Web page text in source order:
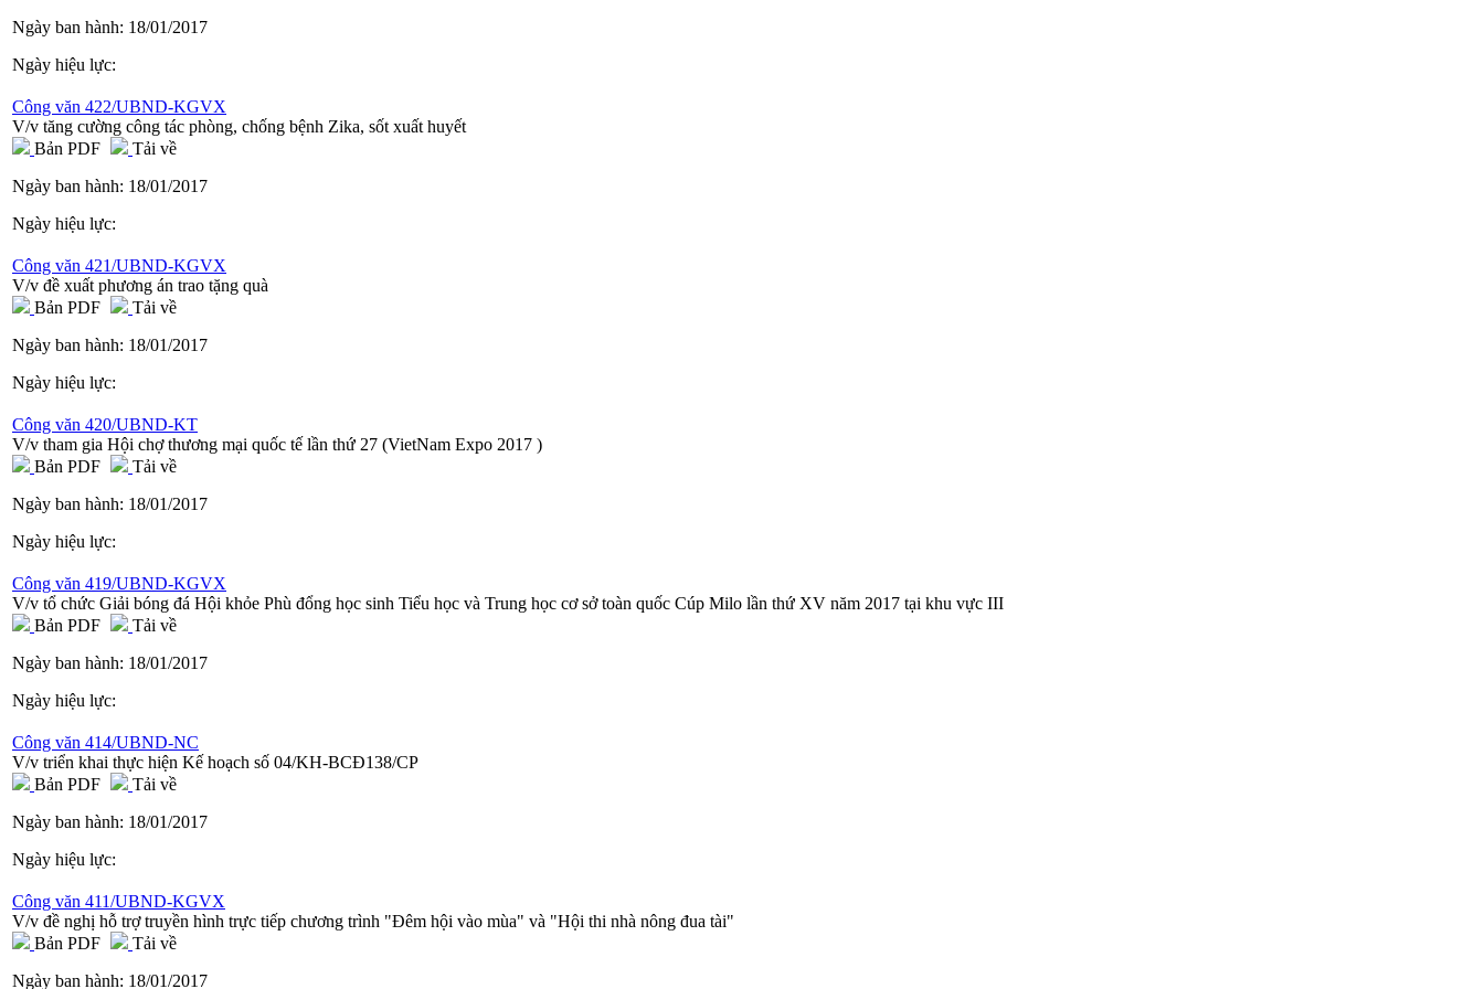
Ngày ban hành: 18/01/2017
Ngày hiệu lực:
Công văn 422/UBND-KGVX
V/v tăng cường công tác phòng, chống bệnh Zika, sốt xuất huyết
Bản PDF
Tải về
Ngày ban hành: 18/01/2017
Ngày hiệu lực:
Công văn 421/UBND-KGVX
V/v đề xuất phương án trao tặng quà
Bản PDF
Tải về
Ngày ban hành: 18/01/2017
Ngày hiệu lực:
Công văn 420/UBND-KT
V/v tham gia Hội chợ thương mại quốc tế lần thứ 27 (VietNam Expo 2017 )
Bản PDF
Tải về
Ngày ban hành: 18/01/2017
Ngày hiệu lực:
Công văn 419/UBND-KGVX
V/v tổ chức Giải bóng đá Hội khỏe Phù đổng học sinh Tiểu học và Trung học cơ sở toàn quốc Cúp Milo lần thứ XV năm 2017 tại khu vực III
Bản PDF
Tải về
Ngày ban hành: 18/01/2017
Ngày hiệu lực:
Công văn 414/UBND-NC
V/v triển khai thực hiện Kế hoạch số 04/KH-BCĐ138/CP
Bản PDF
Tải về
Ngày ban hành: 18/01/2017
Ngày hiệu lực:
Công văn 411/UBND-KGVX
V/v đề nghị hỗ trợ truyền hình trực tiếp chương trình "Đêm hội vào mùa" và "Hội thi nhà nông đua tài"
Bản PDF
Tải về
Ngày ban hành: 18/01/2017